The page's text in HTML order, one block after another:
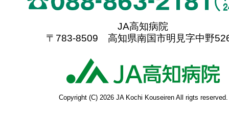
JA高知病院
〒783-8509 高知県南国市明見字中野
Copyright (C) 2026 JA Kochi Kouseiren All rigts reserved.